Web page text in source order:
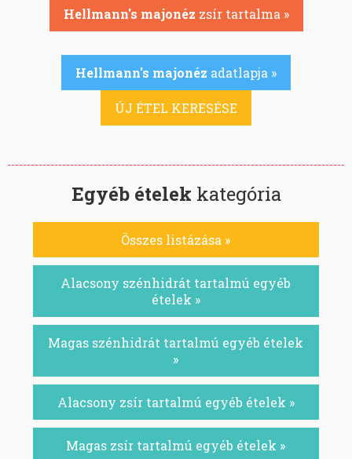
Hellmann's majonéz zsír tartalma »
Hellmann's majonéz adatlapja »
ÚJ ÉTEL KERESÉSE
Egyéb ételek kategória
Összes listázása »
Alacsony szénhidrát tartalmú egyéb
ételek »
Magas szénhidrát tartalmú egyéb ételek
»
Alacsony zsír tartalmú egyéb ételek »
Magas zsír tartalmú egyéb ételek »